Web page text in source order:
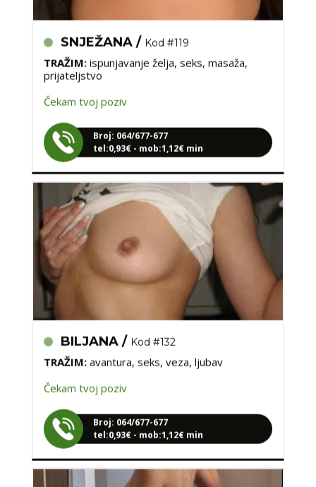
SNJEŽANA /Kod #119
TRAŽIM:ispunjavanje želja, seks, masaža,
prijateljstvo
Čekam tvoj poziv
tel:0,93€ - mob:1,12€ min
BILJANA /Kod #132
TRAŽIM:avantura, seks, veza, ljubav
Čekam tvoj poziv
tel:0,93€ - mob:1,12€ min